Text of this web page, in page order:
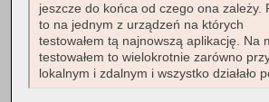
jeszcze do końca od czego ona zależy.
to na jednym z urządzeń na których
testowałem tą najnowszą aplikację. Na
testowałem to wielokrotnie zarówno
lokalnym i zdalnym i wszystko działało